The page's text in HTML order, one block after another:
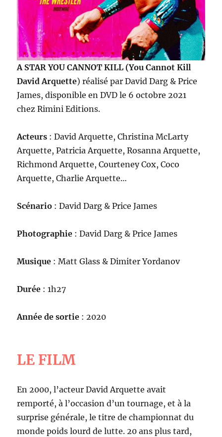
A STAR YOU CANNOT KILL (You Cannot Kill
David Arquette) réalisé par David Darg & Price
James, disponible en DVD le 6 octobre 2021
chez Rimini Editions.
Acteurs : David Arquette, Christina McLarty
Arquette, Patricia Arquette, Rosanna Arquette,
Richmond Arquette, Courteney Cox, Coco
Arquette, Charlie Arquette…
Scénario : David Darg & Price James
Photographie : David Darg & Price James
Musique : Matt Glass & Dimiter Yordanov
Durée : 1h27
Année de sortie : 2020
LE FILM
En 2000, l’acteur David Arquette avait
remporté, à l’occasion d’un tournage, et à la
surprise générale, le titre de championnat du
monde poids lourd de lutte. 20 ans plus tard,